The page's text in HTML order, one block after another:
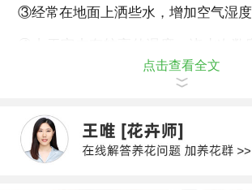
③经常在地面上洒些水，增加空气湿度
水时要见干见湿，以稍偏干为宜。
点击查看全文